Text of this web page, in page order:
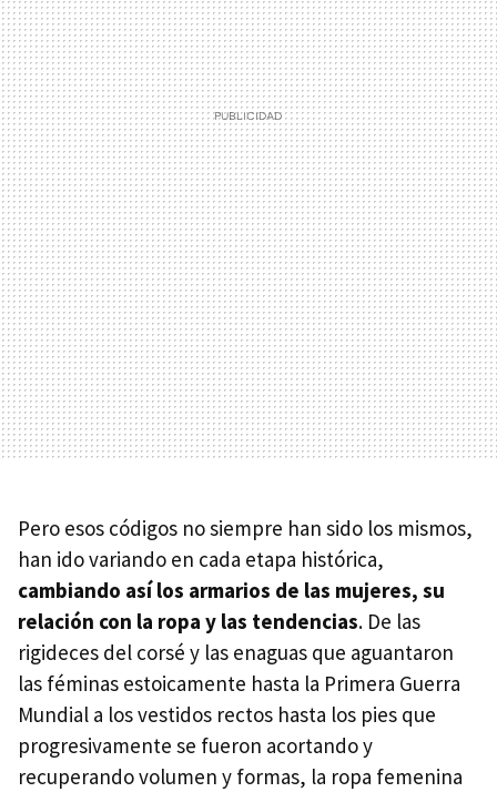
Pero esos códigos no siempre han sido los mismos,
han ido variando en cada etapa histórica,
cambiando así los armarios de las mujeres, su
relación con la ropa y las tendencias. De las
rigideces del corsé y las enaguas que aguantaron
las féminas estoicamente hasta la Primera Guerra
Mundial a los vestidos rectos hasta los pies que
progresivamente se fueron acortando y
recuperando volumen y formas, la ropa femenina